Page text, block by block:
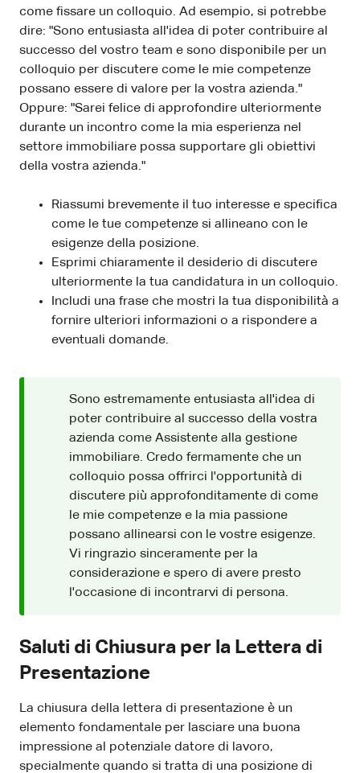
come fissare un colloquio. Ad esempio, si potrebbe
dire: "Sono entusiasta all'idea di poter contribuire al
successo del vostro team e sono disponibile per un
colloquio per discutere come le mie competenze
possano essere di valore per la vostra azienda."
Oppure: "Sarei felice di approfondire ulteriormente
durante un incontro come la mia esperienza nel
settore immobiliare possa supportare gli obiettivi
della vostra azienda."
Riassumi brevemente il tuo interesse e specifica
come le tue competenze si allineano con le
esigenze della posizione.
Esprimi chiaramente il desiderio di discutere
ulteriormente la tua candidatura in un colloquio.
Includi una frase che mostri la tua disponibilità a
fornire ulteriori informazioni o a rispondere a
eventuali domande.
Sono estremamente entusiasta all'idea di
poter contribuire al successo della vostra
azienda come Assistente alla gestione
immobiliare. Credo fermamente che un
colloquio possa offrirci l'opportunità di
discutere più approfonditamente di come
le mie competenze e la mia passione
possano allinearsi con le vostre esigenze.
Vi ringrazio sinceramente per la
considerazione e spero di avere presto
l'occasione di incontrarvi di persona.
Saluti di Chiusura per la Lettera di
Presentazione
La chiusura della lettera di presentazione è un
elemento fondamentale per lasciare una buona
impressione al potenziale datore di lavoro,
specialmente quando si tratta di una posizione di